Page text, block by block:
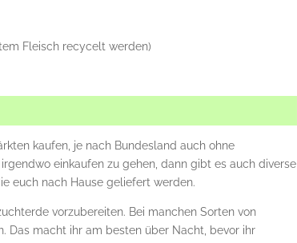
Fleisch recycelt werden)
kaufen, je nach Bundesland auch ohne
einkaufen zu gehen, dann gibt es auch diverse
euch nach Hause geliefert werden.
vorzubereiten. Bei manchen Sorten von
Das macht ihr am besten über Nacht, bevor ihr